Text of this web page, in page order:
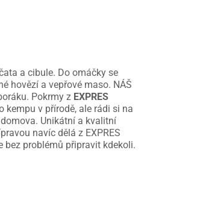
a cibule. Do omáčky se
hovězí a vepřové maso. NÁŠ
Pokrmy z EXPRES
kempu v přírodě, ale rádi si na
Unikátní a kvalitní
navíc dělá z EXPRES
bez problémů připravit kdekoli.